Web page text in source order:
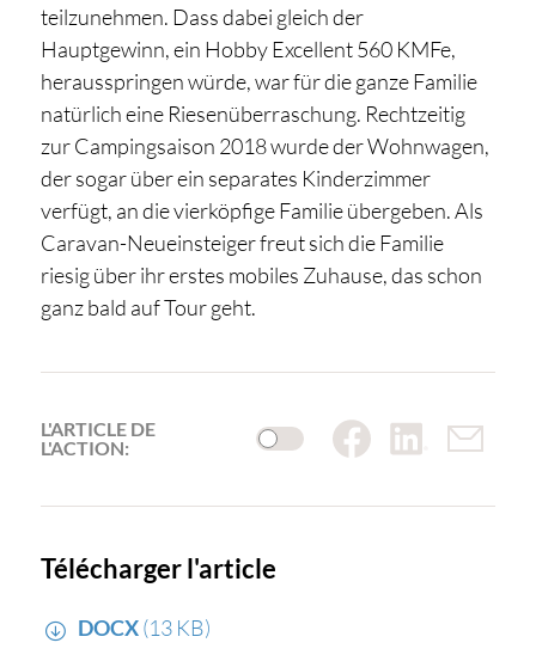
teilzunehmen. Dass dabei gleich der
Hauptgewinn, ein Hobby Excellent 560 KMFe,
herausspringen würde, war für die ganze Familie
natürlich eine Riesenüberraschung. Rechtzeitig
zur Campingsaison 2018 wurde der Wohnwagen,
der sogar über ein separates Kinderzimmer
verfügt, an die vierköpfige Familie übergeben. Als
Caravan-Neueinsteiger freut sich die Familie
riesig über ihr erstes mobiles Zuhause, das schon
ganz bald auf Tour geht.
L'ARTICLE DE
L'ACTION:
Télécharger l'article
DOCX(13 KB)